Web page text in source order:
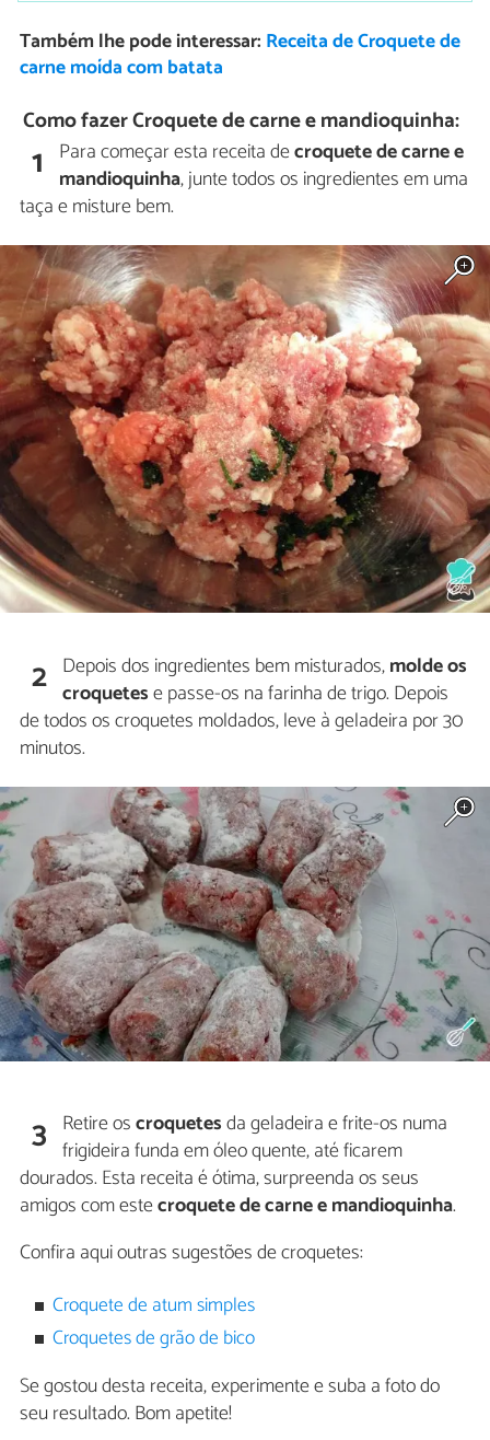
Também lhe pode interessar: Receita de Croquete de
carne moída com batata
Como fazer Croquete de carne e mandioquinha:
1 Para começar esta receita decroquete de carne e
mandioquinha, junte todos os ingredientes em uma
taça e misture bem.
2 Depois dos ingredientes bem misturados,molde os
croquetese passe-os na farinha de trigo. Depois
de todos os croquetes moldados, leve à geladeira por 30
minutos.
3 Retire oscroquetesda geladeira e frite-os numa
frigideira funda em óleo quente, até ficarem
dourados. Esta receita é ótima, surpreenda os seus
amigos com estecroquete de carne e mandioquinha.
Confira aqui outras sugestões de croquetes:
Croquete de atum simples
Croquetes de grão de bico
Se gostou desta receita, experimente e suba a foto do
seu resultado. Bom apetite!